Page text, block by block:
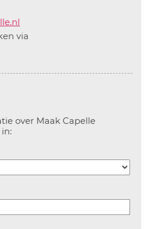
via
over Maak CapelleAanvinken
Aanvinken om informatie over